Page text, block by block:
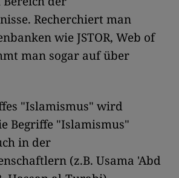
Recherchiert man
wie JSTOR, Web of
man sogar auf über
"Islamismus" wird
Begriffe "Islamismus"
in der
(z.B. Usama 'Abd